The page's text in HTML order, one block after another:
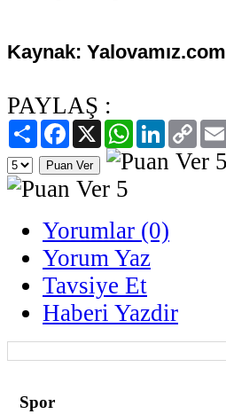
Kaynak: Yalovamız.com
PAYLAŞ :
PaylaşFacebook
X WhatsAppLinkedIn
Copy
Link
Yorumlar (0)
Yorum Yaz
Tavsiye Et
Haberi Yazdir
Spor